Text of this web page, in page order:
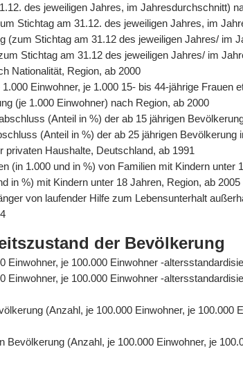
des jeweiligen Jahres, im Jahresdurchschnitt)
Stichtag am 31.12. des jeweiligen Jahres, im
(zum Stichtag am 31.12 des jeweiligen Jahres/ im
Stichtag am 31.12 des jeweiligen Jahres/ im
Nationalität, Region, ab 2000
Einwohner, je 1.000 15- bis 44-jährige Frauen
(je 1.000 Einwohner) nach Region, ab 2000
(Anteil in %) der ab 15 jährigen
(Anteil in %) der ab 25 jährigen
Haushalte, Deutschland, ab 1991
(in 1.000 und in %) von Familien mit Kindern unter
in %) mit Kindern unter 18 Jahren, Region, ab 2005
von laufender Hilfe zum Lebensunterhalt
der Bevölkerung
Einwohner, je 100.000 Einwohner -
Einwohner, je 100.000 Einwohner -
(Anzahl, je 100.000 Einwohner, je
Bevölkerung (Anzahl, je 100.000 Einwohner, je